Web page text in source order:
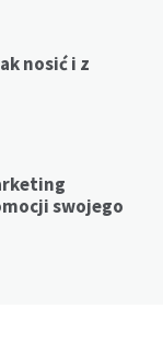
nosić i z
swojego